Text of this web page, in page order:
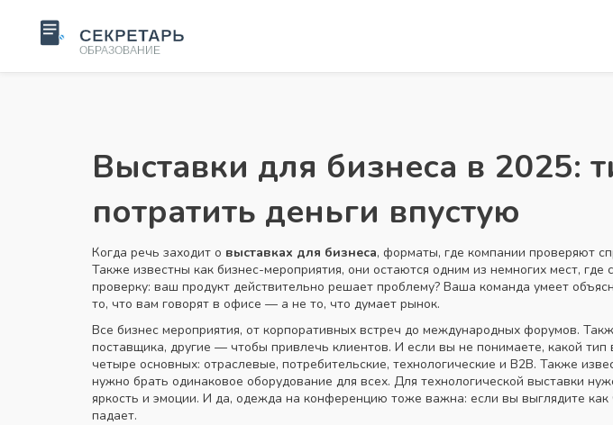
Выставки для бизнеса в 2025:
потратить деньги впустую
Когда речь заходит о выставках для бизнеса, форматы, где компании проверяют
Также известны как бизнес-мероприятия, они остаются одним из немногих мест,
проверку: ваш продукт действительно решает проблему? Ваша команда умеет
то, что вам говорят в офисе — а не то, что думает рынок.
Все бизнес мероприятия, от корпоративных встреч до международных форумов.
поставщика, другие — чтобы привлечь клиентов. И если вы не понимаете, какой
четыре основных: отраслевые, потребительские, технологические и B2B. Также
нужно брать одинаковое оборудование для всех. Для технологической выставки
яркость и эмоции. И да, одежда на конференцию тоже важна: если вы выглядите
падает.